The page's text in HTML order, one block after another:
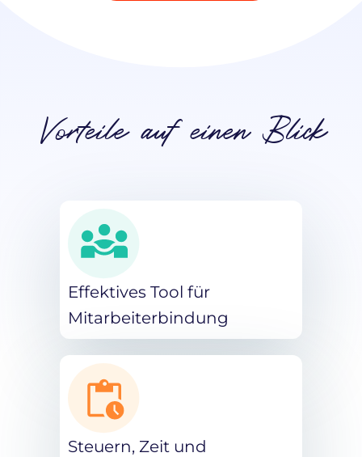
Vorteile auf einen Blick
Effektives Tool für
Mitarbeiterbindung
Steuern, Zeit und